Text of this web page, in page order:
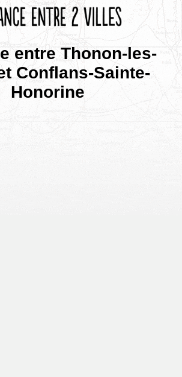
entre Thonon-les-
Conflans-Sainte-
Honorine